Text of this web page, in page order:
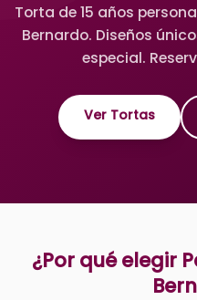
Torta de 15 años
Bernardo. Diseños
especial.
Ver Tortas
¿Por qué elegir